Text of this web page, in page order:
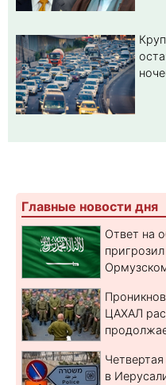
Главные новости дня
Ответ на
ЦАХАЛ
в